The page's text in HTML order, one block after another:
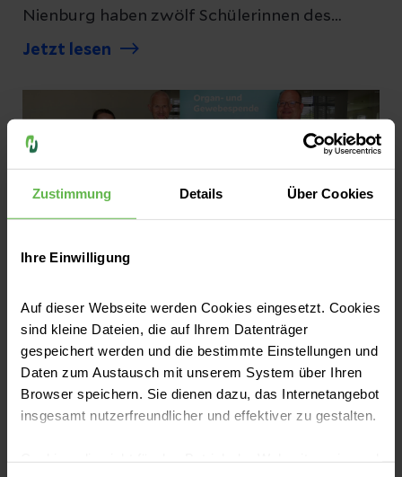
Zustimmung Details Über Cookies
Ihre Einwilligung
Auf dieser Webseite werden Cookies eingesetzt. Cookies
sind kleine Dateien, die auf Ihrem Datenträger
gespeichert werden und die bestimmte Einstellungen und
Daten zum Austausch mit unserem System über Ihren
Browser speichern. Sie dienen dazu, das Internetangebot
insgesamt nutzerfreundlicher und effektiver zu gestalten.
Nienburg haben zwölf Schülerinnen des
Kurses 23/26-2 ihr Examen zur Pflegefachfrau
schloss ihre Ausbildung dabei sogar mit der
Traumnote 1,0 ab. Im Rahmen einer feierlichen
Examensübergabe in der Helios Klinik
Stolzenau wurden die Absolventinnen für ihre
Leistungen geehrt. Besonders erfreulich:
Einige von ihnen werden künftig die Teams
und ihre berufliche Zukunft in der Region
Jetzt lesen
Pressemitteilungen
Helios Cluster Niedersachsen-Nord
kooperiert mit der DGFG in der
Gewebespende